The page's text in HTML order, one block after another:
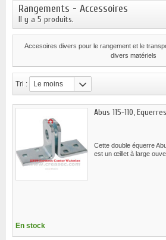
Rangements - Accessoires
Il y a 5 produits.
Accesoires divers pour le rangement et le
divers matériels
Tri :
Le moins
cher
Abus 115-110,
Cette double équerre
est un œillet à large
En stock